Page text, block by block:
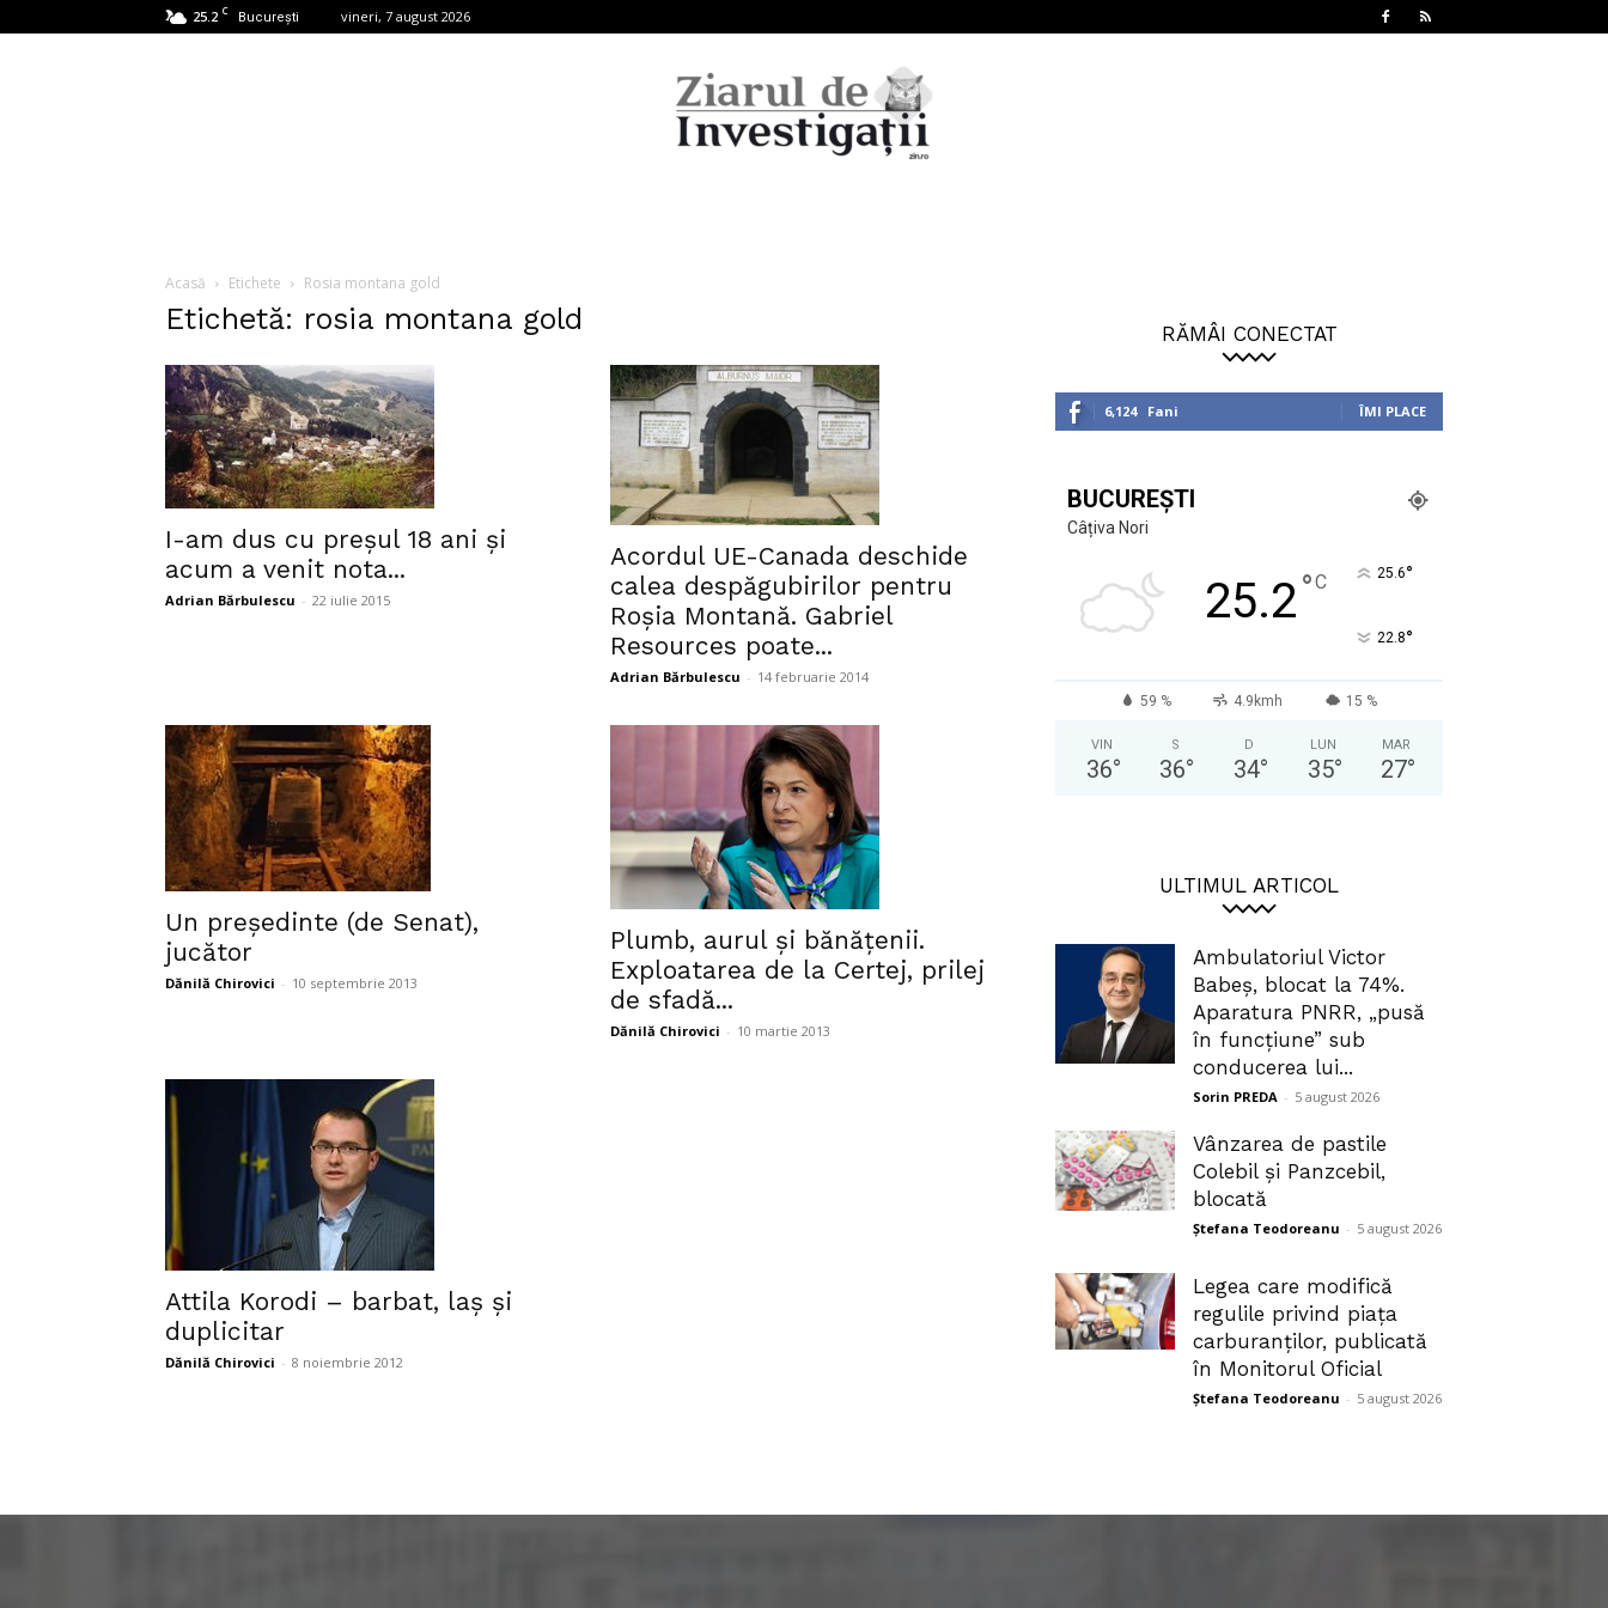
25.2 C București vineri, 7 august 2026
de
Investigații
Acasă Etichete Rosia montana gold
Etichetă: rosia montana gold
I-am dus cu preşul 18 ani şi
acum a venit nota...
Adrian Bărbulescu - 22 iulie 2015
Acordul UE-Canada deschide
calea despăgubirilor pentru
Roşia Montană. Gabriel
Resources poate...
Adrian Bărbulescu - 14 februarie 2014
Un preşedinte (de Senat),
jucător
Dănilă Chirovici - 10 septembrie 2013
Plumb, aurul şi bănăţenii.
Exploatarea de la Certej, prilej
de sfadă...
Dănilă Chirovici - 10 martie 2013
Attila Korodi – barbat, laș și
duplicitar
Dănilă Chirovici - 8 noiembrie 2012
RĂMÂI CONECTAT
6,124 Fani ÎMI PLACE
BUCUREȘTI
Câțiva Nori
25.2°C 25.6°
22.8°
59 % 4.9kmh 15 %
VIN
36°
S
36°
D
34°
LUN
35°
MAR
27°
ULTIMUL ARTICOL
Ambulatoriul Victor
Babeș, blocat la 74%.
Aparatura PNRR, „pusă
în funcțiune” sub
conducerea lui...
Sorin PREDA - 5 august 2026
Vânzarea de pastile
Colebil și Panzcebil,
blocată
Ștefana Teodoreanu - 5 august 2026
Legea care modifică
regulile privind piața
carburanților, publicată
în Monitorul Oficial
Ștefana Teodoreanu - 5 august 2026